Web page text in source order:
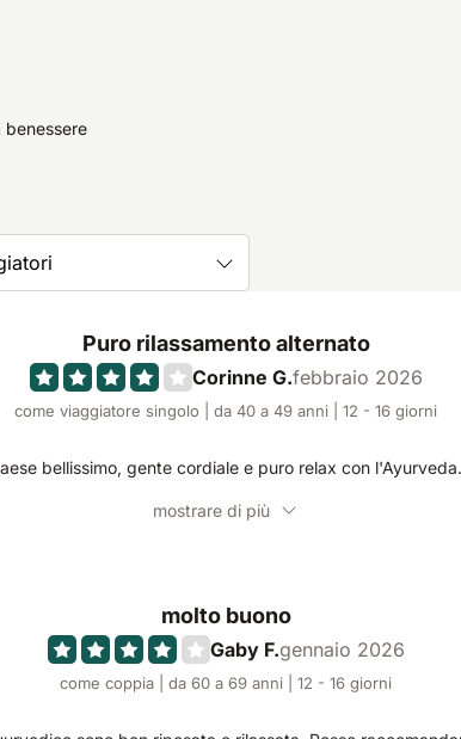
benessere
Puro rilassamento alternato
Corinne G.febbraio 2026
come viaggiatore singolo | da 40 a 49 anni | 12 - 16 giorni
bellissimo, gente cordiale e puro relax con l'Ayurveda.
mostrare di più
molto buono
Gaby F.gennaio 2026
come coppia | da 60 a 69 anni | 12 - 16 giorni